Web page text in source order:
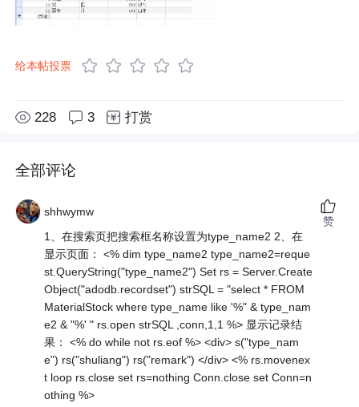
给本帖投票
228 3 打赏
全部评论
shhwymw
1、在搜索页把搜索框名称设置为type_name2 2、在
显示页面： <% dim type_name2 type_name2=reque
st.QueryString("type_name2") Set rs = Server.Create
Object("adodb.recordset") strSQL = "select * FROM
MaterialStock where type_name like '%" & type_nam
e2 & "%' " rs.open strSQL ,conn,1,1 %> 显示记录结
果： <% do while not rs.eof %> <div> s("type_nam
e") rs("shuliang") rs("remark") </div> <% rs.movenex
t loop rs.close set rs=nothing Conn.close set Conn=n
othing %>
赞